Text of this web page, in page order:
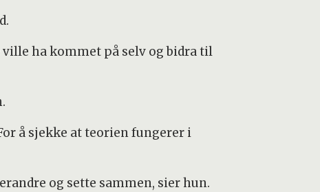
ha kommet på selv og bidra til
å sjekke at teorien fungerer i
og sette sammen, sier hun.